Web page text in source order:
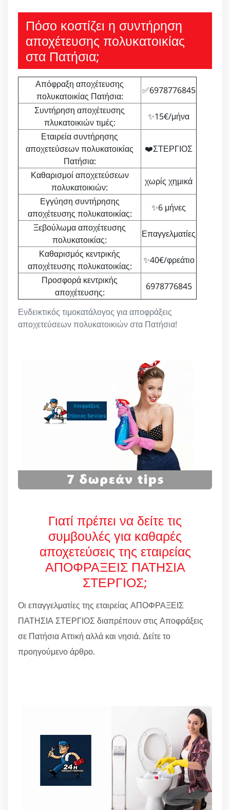
Πόσο κοστίζει η συντήρηση
αποχέτευσης πολυκατοικίας
στα Πατήσια;
Ενδεικτικός τιμοκατάλογος για αποφράξεις
αποχετεύσεων πολυκατοικιών στα Πατήσια!
Απόφραξη αποχέτευσης
πολυκατοικίας Πατήσια:
✅6978776845
Συντήρηση αποχέτευσης
πλυκατοικιών τιμές:
✨15€/μήνα
Εταιρεία συντήρησης
αποχετεύσεων πολυκατοικίας
Πατήσια:
❤️ΣΤΕΡΓΙΟΣ
Καθαρισμοί αποχετεύσεων
πολυκατοικιών:
χωρίς χημικά
Εγγύηση συντήρησης
αποχέτευσης πολυκατοικίας:
✨6 μήνες
Ξεβούλωμα αποχέτευσης
πολυκατοικίας:
Επαγγελματίες
Καθαρισμός κεντρικής
αποχέτευσης πολυκατοικίας:
✨40€/φρεάτιο
Προσφορά κεντρικής
αποχέτευσης:
6978776845
Γιατί πρέπει να δείτε τις
συμβουλές για καθαρές
αποχετεύσεις της εταιρείας
ΑΠΟΦΡΑΞΕΙΣ ΠΑΤΗΣΙΑ
ΣΤΕΡΓΙΟΣ;
Οι επαγγελματίες της εταιρείας ΑΠΟΦΡΑΞΕΙΣ
ΠΑΤΗΣΙΑ ΣΤΕΡΓΙΟΣ διαπρέπουν στις Αποφράξεις
σε Πατήσια Αττική αλλά και νησιά. Δείτε το
προηγούμενο άρθρο.